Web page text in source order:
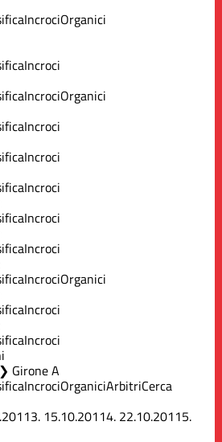
IncrociOrganici
Incroci
IncrociOrganici
Incroci
Incroci
Incroci
Incroci
Incroci
IncrociOrganici
Incroci
Incroci
Girone A
IncrociOrganiciArbitriCerca
3. 15.10.20114. 22.10.20115.